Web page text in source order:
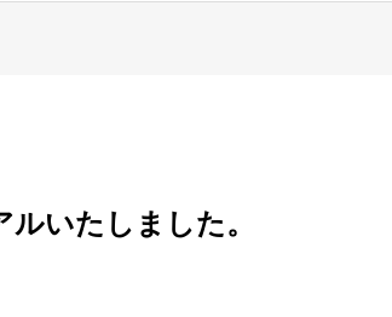
PARTNER
いたしました。